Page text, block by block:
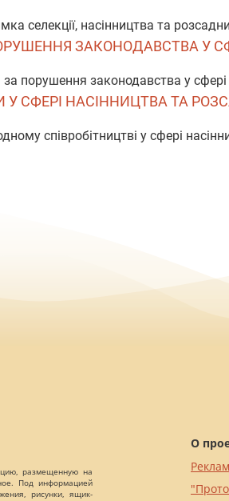
селекції, насінництва та
ЗАКОНОДАВСТВА У
за порушення законодавства у
У СФЕРІ НАСІННИЦТВА ТА
співробітництві у сфері
размещенную на
Под информацией
рисунки, ящик-
О